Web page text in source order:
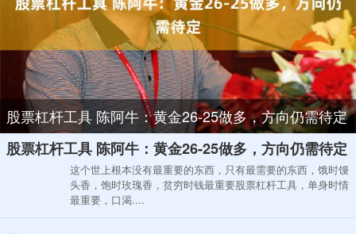
股票杠杆工具 陈阿牛：黄金26-25做多，方向仍需待定
股票杠杆工具 陈阿牛：黄金26-25做多，方向仍需待定
这个世上根本没有最重要的东西，只有最需要的东西，饿时馒
头香，饱时玫瑰香，贫穷时钱最重要股票杠杆工具，单身时情
最重要，口渴....